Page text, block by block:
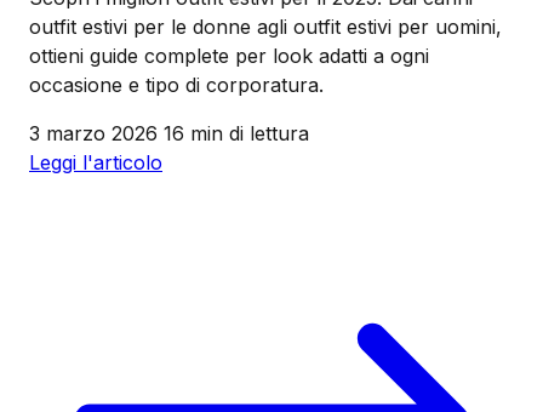
outfit estivi per le donne agli outfit estivi per uomini,
ottieni guide complete per look adatti a ogni
occasione e tipo di corporatura.
3 marzo 2026 16 min di lettura
Leggi l'articolo